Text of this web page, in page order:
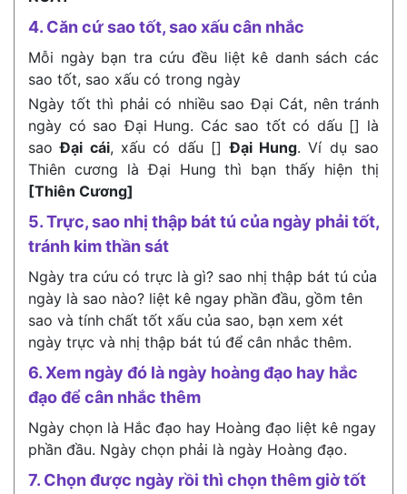
4. Căn cứ sao tốt, sao xấu cân nhắc
Mỗi ngày bạn tra cứu đều liệt kê danh sách các
sao tốt, sao xấu có trong ngày
Ngày tốt thì phải có nhiều sao Đại Cát, nên tránh
ngày có sao Đại Hung. Các sao tốt có dấu [] là
saoĐại cái, xấu có dấu []Đại Hung. Ví dụ sao
Thiên cương là Đại Hung thì bạn thấy hiện thị
[Thiên Cương]
5. Trực, sao nhị thập bát tú của ngày phải tốt,
tránh kim thần sát
Ngày tra cứu có trực là gì? sao nhị thập bát tú của
ngày là sao nào? liệt kê ngay phần đầu, gồm tên
sao và tính chất tốt xấu của sao, bạn xem xét
ngày trực và nhị thập bát tú để cân nhắc thêm.
6. Xem ngày đó là ngày hoàng đạo hay hắc
đạo để cân nhắc thêm
Ngày chọn là Hắc đạo hay Hoàng đạo liệt kê ngay
phần đầu. Ngày chọn phải là ngày Hoàng đạo.
7. Chọn được ngày rồi thì chọn thêm giờ tốt